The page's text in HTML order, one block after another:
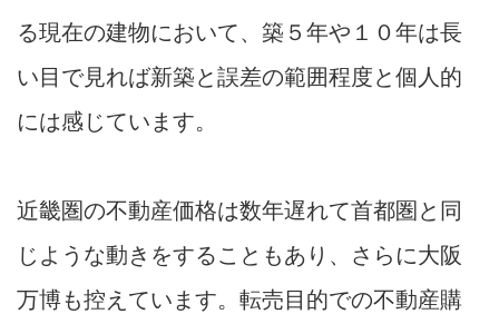
る現在の建物において、築５年や１０年は長
い目で見れば新築と誤差の範囲程度と個人的
には感じています。
近畿圏の不動産価格は数年遅れて首都圏と同
じような動きをすることもあり、さらに大阪
万博も控えています。転売目的での不動産購